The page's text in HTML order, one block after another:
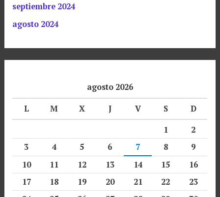
septiembre 2024
agosto 2024
agosto 2026
L
M X J V S
D
1
2
3
4 5 6 7 8
9
10
11 12 13 14 15
16
17
18 19 20 21 22
23